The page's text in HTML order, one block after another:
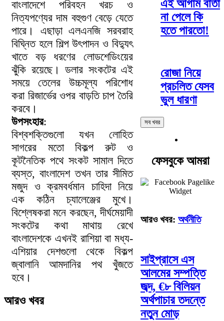
বাংলাদেশে পরিবহন খরচ ও
নিত্যপণ্যের দাম বহুগুণ বেড়ে যেতে
পারে। এছাড়া এলএনজি সরবরাহ
বিঘ্নিত হলে শিল্প উৎপাদন ও বিদ্যুৎ
খাতে বড় ধরণের লোডশেডিংয়ের
ঝুঁকি রয়েছে। ডলার সংকটের এই
সময়ে তেলের উচ্চমূল্য পরিশোধ
করা রিজার্ভের ওপর বাড়তি চাপ তৈরি
করবে।
উপসংহার:
বিশ্বশক্তিগুলো যখন লোহিত
সাগরের মতো বিকল্প রুট ও
কূটনৈতিক পথে সংকট সামাল দিতে
ব্যস্ত, বাংলাদেশ তখন তার সীমিত
মজুদ ও ক্রমবর্ধমান চাহিদা নিয়ে
এক কঠিন চ্যালেঞ্জের মুখে।
বিশ্লেষকরা মনে করছেন, দীর্ঘমেয়াদী
সংকটের কথা মাথায় রেখে
বাংলাদেশকে এখনই রাশিয়া বা মধ্য-
এশিয়ার দেশগুলো থেকে বিকল্প
জ্বালানি আমদানির পথ খুঁজতে
হবে।
আরও খবর
এই আগাম বার্তা
না পেলে কি
হতে পারতো!
রোজা নিয়ে
প্রচলিত যেসব
ভুল ধারণা
সব খবর
ফেসবুকে আমরা
আরও খবর: অর্থনীতি
সাইপ্রাসে এস
আলমের সম্পত্তি
জব্দ, €৮ বিলিয়ন
অর্থপাচার তদন্তে
নতুন মোড়